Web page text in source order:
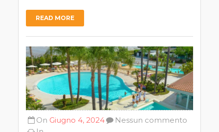
READ MORE
On Giugno 4, 2024
Nessun commento